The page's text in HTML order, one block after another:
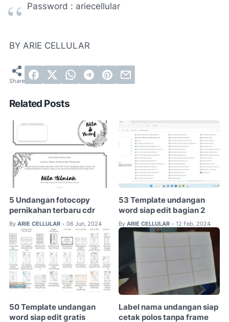
Password : ariecellular
BY ARIE CELLULAR
Related Posts
5 Undangan fotocopy
pernikahan terbaru cdr
By ARIE CELLULAR • 06 Jun, 2024
53 Template undangan
word siap edit bagian 2
By ARIE CELLULAR • 12 Feb, 2024
50 Template undangan
word siap edit gratis
Label nama undangan siap
cetak polos tanpa frame